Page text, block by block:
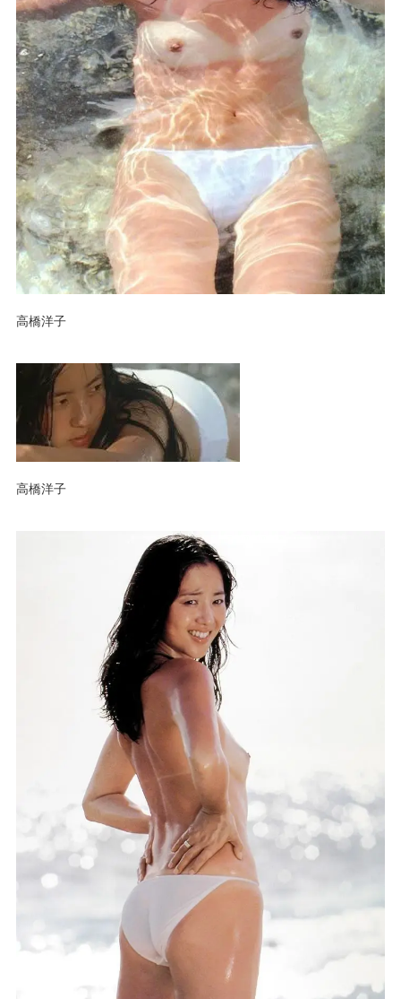
高橋洋子
高橋洋子